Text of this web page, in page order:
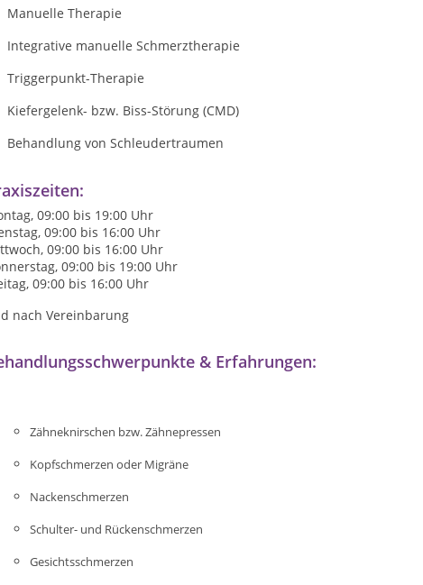
Manuelle Therapie
Integrative manuelle Schmerztherapie
Triggerpunkt-Therapie
Kiefergelenk- bzw. Biss-Störung (CMD)
Behandlung von Schleudertraumen
09:00 bis 19:00 Uhr
09:00 bis 16:00 Uhr
09:00 bis 16:00 Uhr
09:00 bis 19:00 Uhr
09:00 bis 16:00 Uhr
nach Vereinbarung
& Erfahrungen:
Zähneknirschen bzw. Zähnepressen
Kopfschmerzen oder Migräne
Nackenschmerzen
Schulter- und Rückenschmerzen
Gesichtsschmerzen